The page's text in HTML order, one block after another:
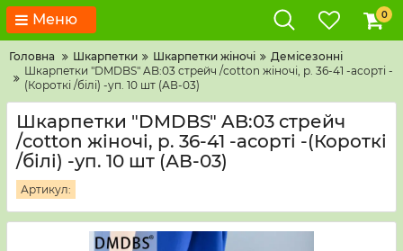
Меню 0
Головна Шкарпетки Шкарпетки жіночі
Демісезонні
Шкарпетки "DMDBS" AB:03 стрейч /cotton жіночі, р. 36-41 -асорті -
(Короткі /білі) -уп. 10 шт (АВ-03)
Шкарпетки "DMDBS" AB:03 стрейч
/cotton жіночі, р. 36-41 -асорті -(Короткі
/білі) -уп. 10 шт (АВ-03)
Артикул: